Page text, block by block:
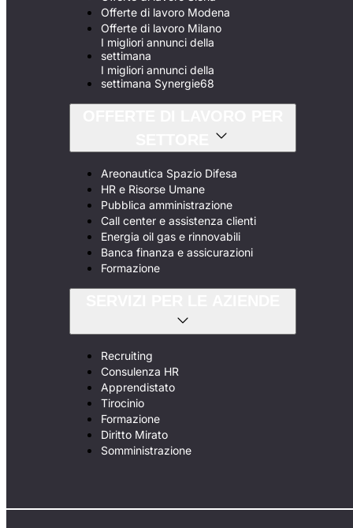
Offerte di lavoro Modena
Offerte di lavoro Milano
I migliori annunci della
settimana
I migliori annunci della
settimana Synergie68
Areonautica Spazio Difesa
HR e Risorse Umane
Pubblica amministrazione
Call center e assistenza clienti
Energia oil gas e rinnovabili
Banca finanza e assicurazioni
Formazione
Recruiting
Consulenza HR
Apprendistato
Tirocinio
Formazione
Diritto Mirato
Somministrazione